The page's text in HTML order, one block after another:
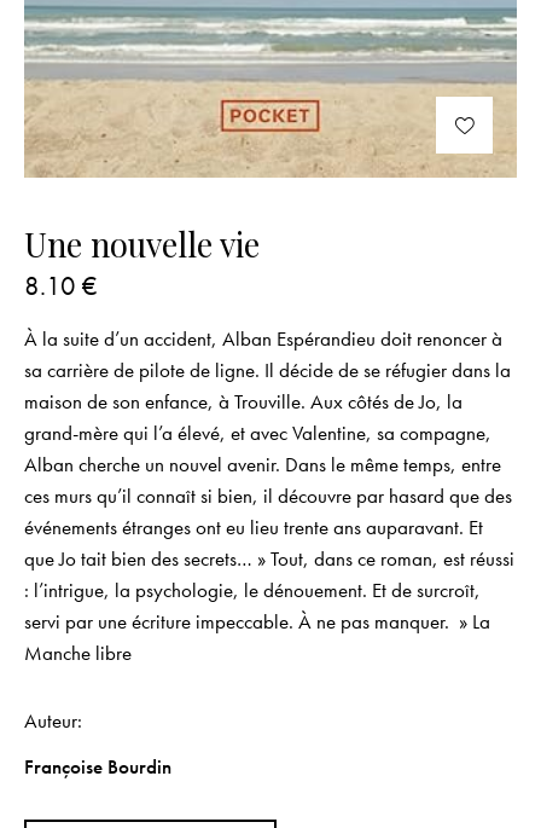
Une nouvelle vie
8.10 €
À la suite d’un accident, Alban Espérandieu doit renoncer à
sa carrière de pilote de ligne. Il décide de se réfugier dans la
maison de son enfance, à Trouville. Aux côtés de Jo, la
grand-mère qui l’a élevé, et avec Valentine, sa compagne,
Alban cherche un nouvel avenir. Dans le même temps, entre
ces murs qu’il connaît si bien, il découvre par hasard que des
événements étranges ont eu lieu trente ans auparavant. Et
que Jo tait bien des secrets… » Tout, dans ce roman, est réussi
: l’intrigue, la psychologie, le dénouement. Et de surcroît,
servi par une écriture impeccable. À ne pas manquer. » La
Manche libre
Auteur
Françoise Bourdin